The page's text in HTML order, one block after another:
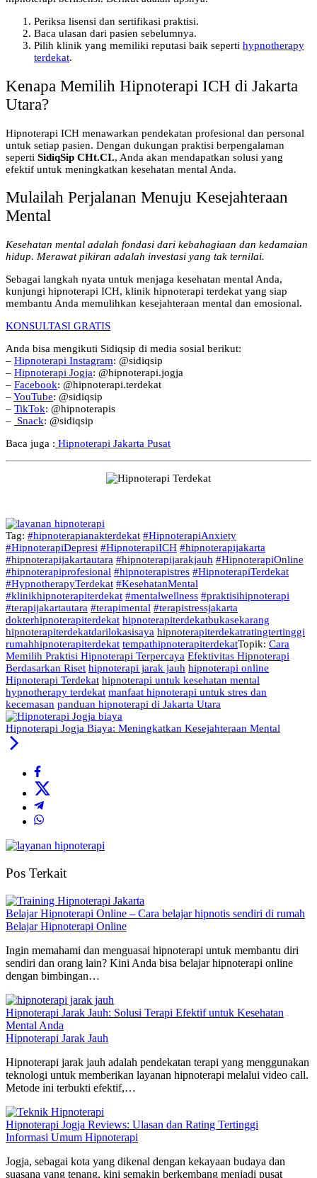
Periksa lisensi dan sertifikasi praktisi.
Baca ulasan dari pasien sebelumnya.
Pilih klinik yang memiliki reputasi baik seperti hypnotherapy
terdekat.
Kenapa Memilih Hipnoterapi ICH di Jakarta
Utara?
Hipnoterapi ICH menawarkan pendekatan profesional dan personal
untuk setiap pasien. Dengan dukungan praktisi berpengalaman
seperti SidiqSip CHt.CI., Anda akan mendapatkan solusi yang
efektif untuk meningkatkan kesehatan mental Anda.
Mulailah Perjalanan Menuju Kesejahteraan
Mental
Kesehatan mental adalah fondasi dari kebahagiaan dan kedamaian
hidup. Merawat pikiran adalah investasi yang tak ternilai.
Sebagai langkah nyata untuk menjaga kesehatan mental Anda,
kunjungi hipnoterapi ICH, klinik hipnoterapi terdekat yang siap
membantu Anda memulihkan kesejahteraan mental dan emosional.
KONSULTASI GRATIS
Anda bisa mengikuti Sidiqsip di media sosial berikut:
– Hipnoterapi Instagram: @sidiqsip
– Hipnoterapi Jogja: @hipnoterapi.jogja
– Facebook: @hipnoterapi.terdekat
–YouTube: @sidiqsip
– TikTok: @hipnoterapis
– Snack: @sidiqsip
Baca juga : Hipnoterapi Jakarta Pusat
Tag: #hipnoterapianakterdekat #HipnoterapiAnxiety
#HipnoterapiDepresi #HipnoterapiICH #hipnoterapijakarta
#hipnoterapijakartautara #hipnoterapijarakjauh #HipnoterapiOnline
#hipnoterapiprofesional #hipnoterapistres #HipnoterapiTerdekat
#HypnotherapyTerdekat #KesehatanMental
#klinikhipnoterapiterdekat #mentalwellness #praktisihipnoterapi
#terapijakartautara #terapimental #terapistressjakarta
dokterhipnoterapiterdekat hipnoterapiterdekatbukasekarang
hipnoterapiterdekatdarilokasisaya hipnoterapiterdekatratingtertinggi
rumahhipnoterapiterdekat tempathipnoterapiterdekatTopik: Cara
Memilih Praktisi Hipnoterapi Terpercaya Efektivitas Hipnoterapi
Berdasarkan Riset hipnoterapi jarak jauh hipnoterapi online
Hipnoterapi Terdekat hipnoterapi untuk kesehatan mental
hypnotherapy terdekat manfaat hipnoterapi untuk stres dan
kecemasan panduan hipnoterapi di Jakarta Utara
Hipnoterapi Jogja Biaya: Meningkatkan Kesejahteraan Mental
Pos Terkait
Belajar Hipnoterapi Online – Cara belajar hipnotis sendiri di rumah
Belajar Hipnoterapi Online
Ingin memahami dan menguasai hipnoterapi untuk membantu diri
sendiri dan orang lain? Kini Anda bisa belajar hipnoterapi online
dengan bimbingan…
Hipnoterapi Jarak Jauh: Solusi Terapi Efektif untuk Kesehatan
Mental Anda
Hipnoterapi Jarak Jauh
Hipnoterapi jarak jauh adalah pendekatan terapi yang menggunakan
teknologi untuk memberikan layanan hipnoterapi melalui video call.
Metode ini terbukti efektif,…
Hipnoterapi Jogja Reviews: Ulasan dan Rating Tertinggi
Informasi Umum Hipnoterapi
Jogja, sebagai kota yang dikenal dengan kekayaan budaya dan
suasana yang tenang, kini semakin berkembang menjadi pusat